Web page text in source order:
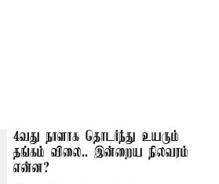
4வது நாளாக தொடர்ந்து உயரும்
தங்கம் விலை.. இன்றைய நிலவரம்
என்ன?